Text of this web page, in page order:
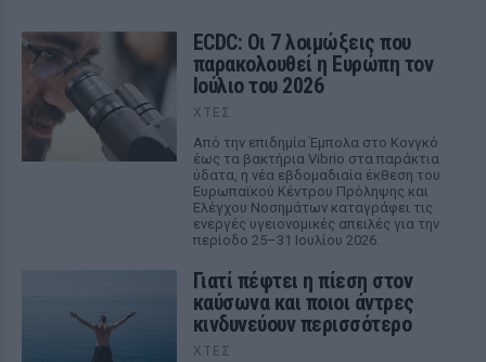
ECDC: Οι 7 λοιμώξεις που
παρακολουθεί η Ευρώπη τον
Ιούλιο του 2026
ΧΤΕΣ
Από την επιδημία Έμπολα στο Κονγκό
έως τα βακτήρια Vibrio στα παράκτια
ύδατα, η νέα εβδομαδιαία έκθεση του
Ευρωπαϊκού Κέντρου Πρόληψης και
Ελέγχου Νοσημάτων καταγράφει τις
ενεργές υγειονομικές απειλές για την
περίοδο 25–31 Ιουλίου 2026.
Γιατί πέφτει η πίεση στον
καύσωνα και ποιοι άντρες
κινδυνεύουν περισσότερο
ΧΤΕΣ